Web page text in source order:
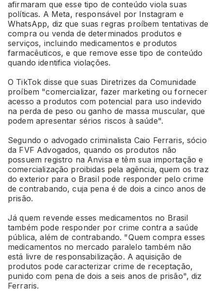
afirmaram que esse tipo de conteúdo viola suas
políticas. A Meta, responsável por Instagram e
WhatsApp, diz que suas regras proíbem tentativas de
compra ou venda de determinados produtos e
serviços, incluindo medicamentos e produtos
farmacêuticos, e que remove esse tipo de conteúdo
quando identifica violações.
O TikTok disse que suas Diretrizes da Comunidade
proíbem "comercializar, fazer marketing ou fornecer
acesso a produtos com potencial para uso indevido
na perda de peso ou ganho de massa muscular, que
podem apresentar sérios riscos à saúde".
Segundo o advogado criminalista Caio Ferraris, sócio
da FVF Advogados, quando os produtos não
possuem registro na Anvisa e têm sua importação e
comercialização proibidas pela agência, quem os traz
do exterior para o Brasil pode responder pelo crime
de contrabando, cuja pena é de dois a cinco anos de
prisão.
Já quem revende esses medicamentos no Brasil
também pode responder por crime contra a saúde
pública, além de contrabando. "Quem compra esses
medicamentos no mercado paralelo também não
está livre de responsabilização. A aquisição de
produtos pode caracterizar crime de receptação,
punido com pena de dois a seis anos de prisão", diz
Ferraris.